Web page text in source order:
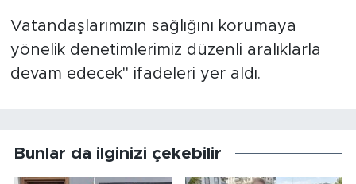
Vatandaşlarımızın sağlığını korumaya
yönelik denetimlerimiz düzenli aralıklarla
devam edecek" ifadeleri yer aldı.
Bunlar da ilginizi çekebilir